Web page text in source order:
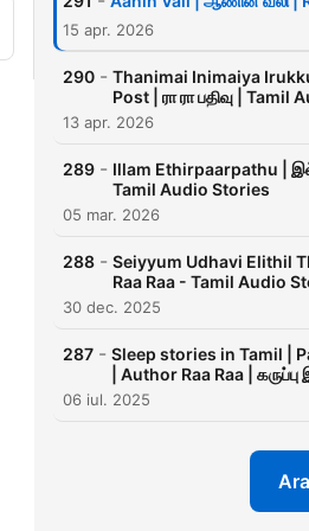
15 apr. 2026
290 - Thanimai Inimaiya
Post | ரா ரா பதிவு | Tamil
13 apr. 2026
289 - Illam Ethirpaarpathu |
Tamil Audio Stories
05 mar. 2026
288 - Seiyyum Udhavi Elithil
Raa Raa - Tamil Audio
30 dec. 2025
287 - Sleep stories in Tamil |
| Author Raa Raa |
06 iul. 2025